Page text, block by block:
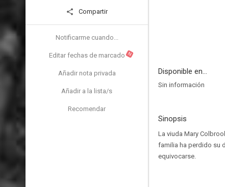
Compartir
Notificarme cuando...
Editar fechas de marcado N
Añadir nota privada
Añadir a la lista/s
Recomendar
Disponible en...
Sin información
Sinopsis
La viuda Mary
familia ha perdido su
equivocarse.